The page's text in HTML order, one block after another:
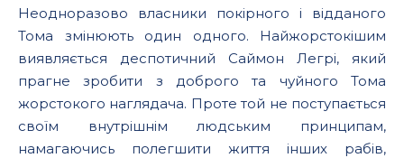
Неодноразово власники покірного і відданого
Тома змінюють один одного. Найжорстокішим
виявляється деспотичний Саймон Легрі, який
прагне зробити з доброго та чуйного Тома
жорстокого наглядача. Проте той не поступається
своїм внутрішнім людським принципам,
намагаючись полегшити життя інших рабів,